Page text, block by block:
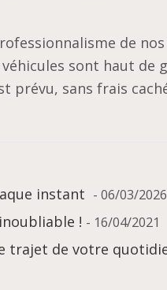
de nos
sont haut de
prévu, sans frais
instant - 06/03/2026
! - 16/04/2021
trajet de votre